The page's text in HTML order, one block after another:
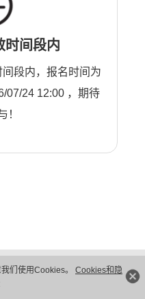
们使用Cookies。 Cookies和隐
时间段内
段内，报名时间为
07/24 12:00 ，期待
！
律声明